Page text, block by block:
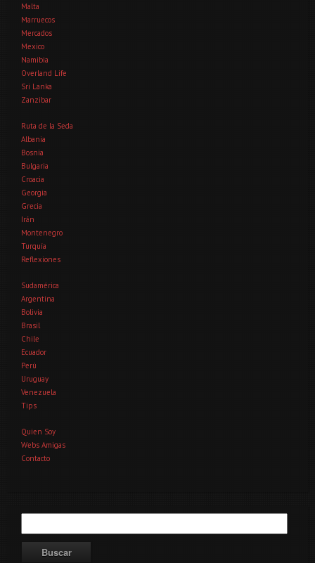
Malta
Marruecos
Mercados
Mexico
Namibia
Overland Life
Sri Lanka
Zanzibar
Ruta de la Seda
Albania
Bosnia
Bulgaria
Croacia
Georgia
Grecia
Irán
Montenegro
Turquía
Reflexiones
Sudamérica
Argentina
Bolivia
Brasil
Chile
Ecuador
Perú
Uruguay
Venezuela
Tips
Quien Soy
Webs Amigas
Contacto